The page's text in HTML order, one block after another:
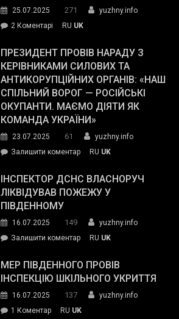
The
Street
Journal.
25.07.2025 271
yuzhny.info
2 Коментарі
Південному
працівникам
ОПЗ
з
матеріального
резерву
гуманітарну
допомогу
RU UK
ПРЕЗИДЕНТ ПРОВІВ НАРАДУ З
КЕРІВНИКАМИ СИЛОВИХ ТА
АНТИКОРУПЦІЙНИХ ОРГАНІВ: «НАШ
СПІЛЬНИЙ ВОРОГ — РОСІЙСЬКІ
ОКУПАНТИ. МАЄМО ДІЯТИ ЯК
КОМАНДА УКРАЇНИ»
23.07.2025 61
yuzhny.info
Залишити коментарon
провів
нараду
силових
та
органів:
«Наш
спільний
RU UK
ІНСПЕКТОР ДСНС ВЛАСНОРУЧ
ЛІКВІДУВАВ ПОЖЕЖУ У
ПІВДЕННОМУ
16.07.2025 149
yuzhny.info
Залишити коментарon
ДСНС
власноруч
пожежу
у
RU UK
МЕР ПІВДЕННОГО ПРОВІВ
ІНСПЕКЦІЮ ШКІЛЬНОГО УКРИТТЯ
16.07.2025 137
yuzhny.info
1 Коментардо RU UK